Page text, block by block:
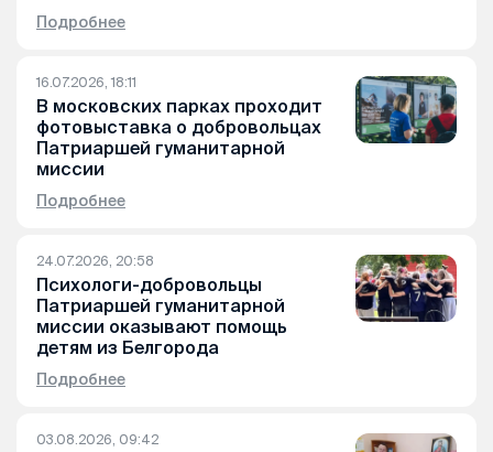
Подробнее
16.07.2026, 18:11
В московских парках проходит
фотовыставка о добровольцах
Патриаршей гуманитарной
миссии
Подробнее
24.07.2026, 20:58
Психологи-добровольцы
Патриаршей гуманитарной
миссии оказывают помощь
детям из Белгорода
Подробнее
03.08.2026, 09:42